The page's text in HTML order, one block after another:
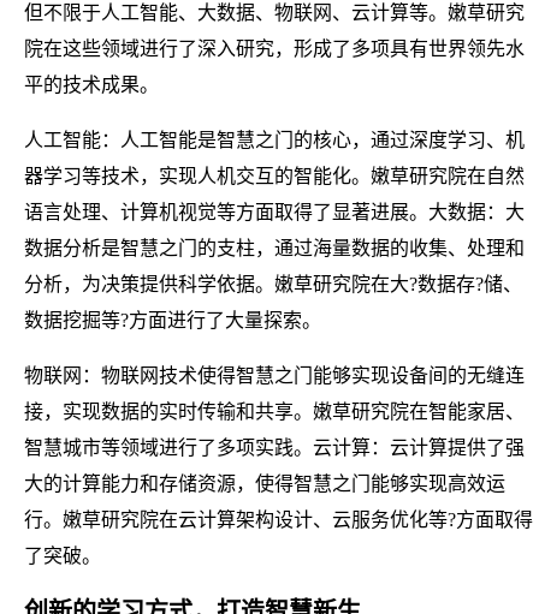
但不限于人工智能、大数据、物联网、云计算等。嫩草研究
院在这些领域进行了深入研究，形成了多项具有世界领先水
平的技术成果。
人工智能：人工智能是智慧之门的核心，通过深度学习、机
器学习等技术，实现人机交互的智能化。嫩草研究院在自然
语言处理、计算机视觉等方面取得了显著进展。大数据：大
数据分析是智慧之门的支柱，通过海量数据的收集、处理和
分析，为决策提供科学依据。嫩草研究院在大?数据存?储、
数据挖掘等?方面进行了大量探索。
物联网：物联网技术使得智慧之门能够实现设备间的无缝连
接，实现数据的实时传输和共享。嫩草研究院在智能家居、
智慧城市等领域进行了多项实践。云计算：云计算提供了强
大的计算能力和存储资源，使得智慧之门能够实现高效运
行。嫩草研究院在云计算架构设计、云服务优化等?方面取得
了突破。